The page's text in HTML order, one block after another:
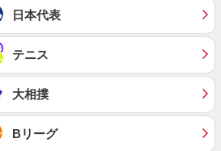
日本代表
テニス
大相撲
Bリーグ